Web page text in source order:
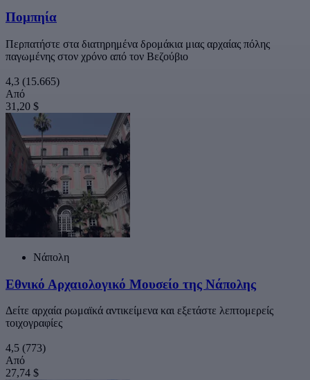
Πομπηία
Περπατήστε στα διατηρημένα δρομάκια μιας αρχαίας πόλης
παγωμένης στον χρόνο από τον Βεζούβιο
4,3 (15.665)
Από
31,20 $
Νάπολη
Εθνικό Αρχαιολογικό Μουσείο της Νάπολης
Δείτε αρχαία ρωμαϊκά αντικείμενα και εξετάστε λεπτομερείς
τοιχογραφίες
4,5 (773)
Από
27,74 $